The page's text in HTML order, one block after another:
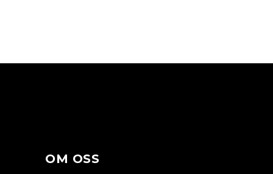
NAGELTRENDER
NAGLAR
OM OSS